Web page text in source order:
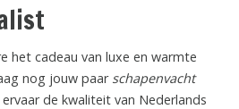
het cadeau van luxe en warmte
nog jouw paar schapenvacht
ervaar de kwaliteit van Nederlands